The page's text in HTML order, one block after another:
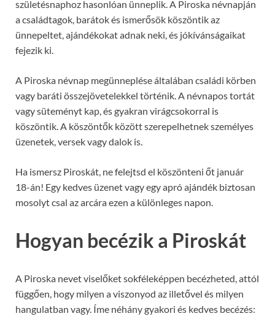
születésnaphoz hasonlóan ünneplik. A Piroska névnapján
a családtagok, barátok és ismerősök köszöntik az
ünnepeltet, ajándékokat adnak neki, és jókívánságaikat
fejezik ki.
A Piroska névnap megünneplése általában családi körben
vagy baráti összejövetelekkel történik. A névnapos tortát
vagy süteményt kap, és gyakran virágcsokorral is
köszöntik. A köszöntők között szerepelhetnek személyes
üzenetek, versek vagy dalok is.
Ha ismersz Piroskát, ne felejtsd el köszönteni őt január
18-án! Egy kedves üzenet vagy egy apró ajándék biztosan
mosolyt csal az arcára ezen a különleges napon.
Hogyan becézik a Piroskát
A Piroska nevet viselőket sokféleképpen becézheted, attól
függően, hogy milyen a viszonyod az illetővel és milyen
hangulatban vagy. Íme néhány gyakori és kedves becézés: